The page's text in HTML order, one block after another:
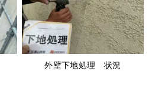
外壁下地処理 状況